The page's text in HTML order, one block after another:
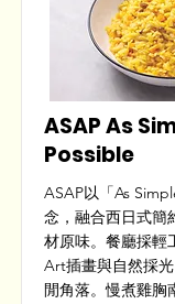
ASAP As
Possible
ASAP以「As
念，融合西日式簡
材原味。餐廳採輕
Art插畫與自然採
閒角落。慢煮雞胸